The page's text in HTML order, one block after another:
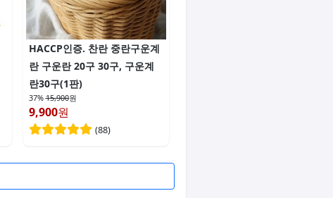
HACCP인증. 찬란 중란구운계
란 구운란 20구 30구, 구운계
란30구(1판)
37% 15,900원
9,900원
(88)